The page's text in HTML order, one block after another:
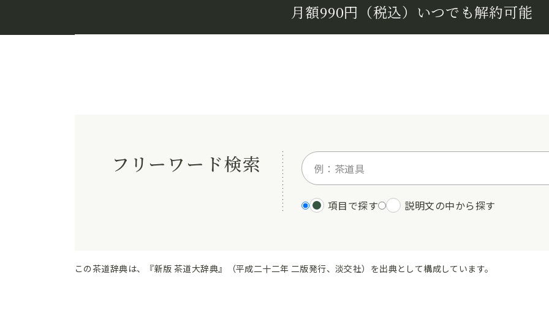
月額990円（税込） いつでも解約可能
フリーワード検索
項目で探す 説明文の中から探す
この茶道辞典は、『新版 茶道大辞典』（平成二十二年 二版発行、淡交社）を出典として構成しています。